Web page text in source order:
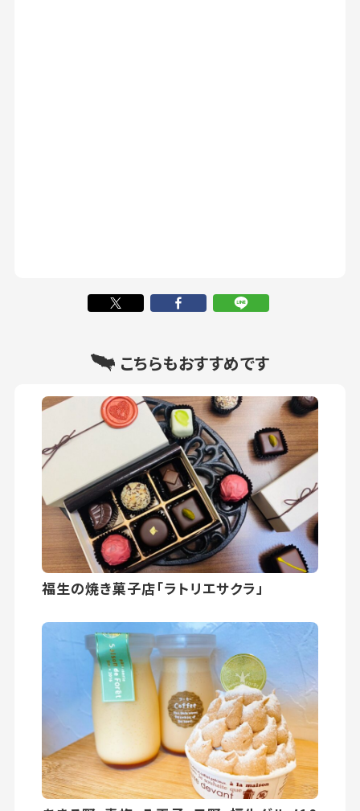
こちらもおすすめです
福生の焼き菓子店「ラトリエサクラ」